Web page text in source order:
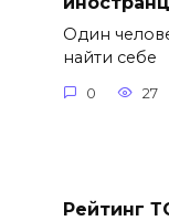
Один
найти себе
0 27
Рейтинг